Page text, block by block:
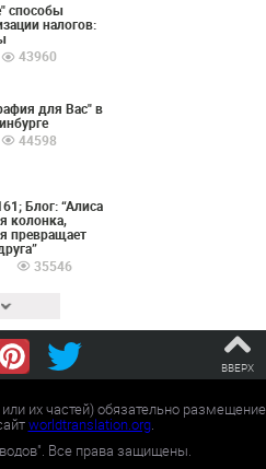
способы
налогов:
43960
для Вас" в
44598
Блог: “Алиса
колонка,
превращает
35546
ВВЕРХ
их частей) обязательно размещение
worldtranslation.org.
Все права защищены.